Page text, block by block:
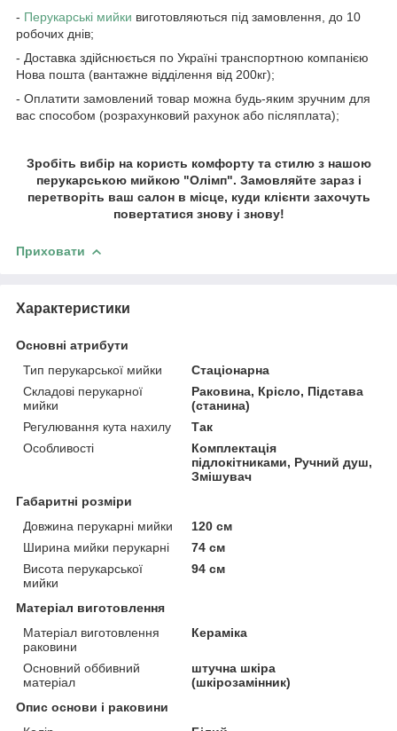
- Перукарські мийки виготовляються під замовлення, до 10
робочих днів;
- Доставка здійснюється по Україні транспортною компанією
Нова пошта (вантажне відділення від 200кг);
- Оплатити замовлений товар можна будь-яким зручним для
вас способом (розрахунковий рахунок або післяплата);
Зробіть вибір на користь комфорту та стилю з нашою
перукарською мийкою "Олімп". Замовляйте зараз і
перетворіть ваш салон в місце, куди клієнти захочуть
повертатися знову і знову!
Приховати
Характеристики
Основні атрибути
Тип перукарської мийки
Стаціонарна
Складові перукарної
мийки
Раковина, Крісло, Підстава
(станина)
Регулювання кута нахилу
Так
Особливості
Комплектація
підлокітниками, Ручний душ,
Змішувач
Габаритні розміри
Довжина перукарні мийки
120 см
Ширина мийки перукарні
74 см
Висота перукарської
мийки
94 см
Матеріал виготовлення
Матеріал виготовлення
раковини
Кераміка
Основний оббивний
матеріал
штучна шкіра
(шкірозамінник)
Опис основи і раковини